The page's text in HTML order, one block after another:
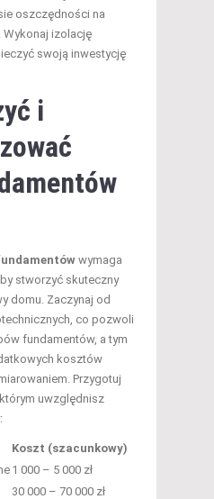
oszczędności na
izolację
swoją inwestycję
i
wymaga
stworzyć skuteczny
domu. Zaczynaj od
co pozwoli
fundamentów, a tym
kosztów
Przygotuj
uwzględnisz
Koszt (szacunkowy)
1 000 – 5 000 zł
30 000 – 70 000 zł